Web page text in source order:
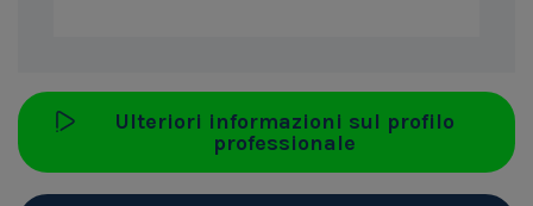
Ulteriori informazioni sul profilo
professionale